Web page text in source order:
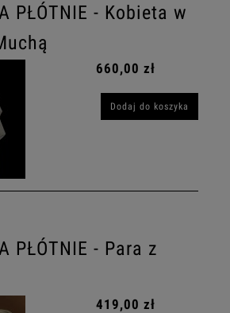
PŁÓTNIE - Kobieta w
660,00 zł
Dodaj do koszyka
PŁÓTNIE - Para z
419,00 zł